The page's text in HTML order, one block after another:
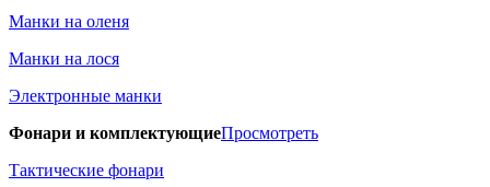
Манки на оленя
Манки на лося
Электронные манки
Фонари и комплектующиеПросмотреть
Тактические фонари